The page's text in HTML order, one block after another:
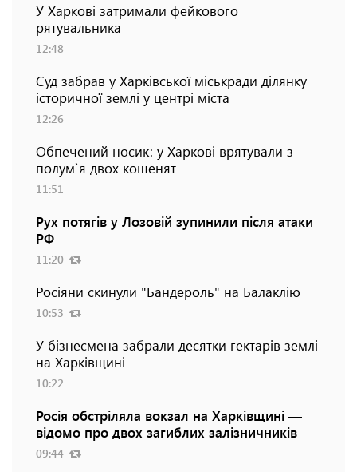
У Харкові затримали фейкового
рятувальника
12:48
Суд забрав у Харківської міськради ділянку
історичної землі у центрі міста
12:26
Обпечений носик: у Харкові врятували з
полум`я двох кошенят
11:51
Рух потягів у Лозовій зупинили після атаки
РФ
11:20
Росіяни скинули "Бандероль" на Балаклію
10:53
У бізнесмена забрали десятки гектарів землі
на Харківщині
10:22
Росія обстріляла вокзал на Харківщині —
відомо про двох загиблих залізничників
09:44